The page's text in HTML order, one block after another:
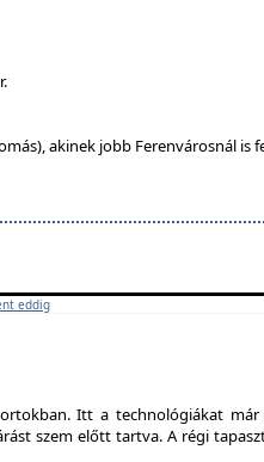
akinek jobb Ferenvárosnál is
eddig
Itt a technológiákat
szem előtt tartva. A régi